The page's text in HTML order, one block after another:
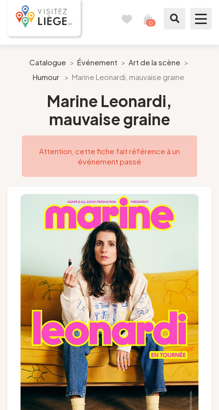
0
Comme un Liégeois
Préparer mon séjour
Nos suggestions
Suivez-nous
Groupes et voyagistes
EN NL DE
Catalogue > Événement > Art de la scène >
Humour
> Marine Leonardi, mauvaise graine
Marine Leonardi,
mauvaise graine
Attention, cette fiche fait référence à un
événement passé